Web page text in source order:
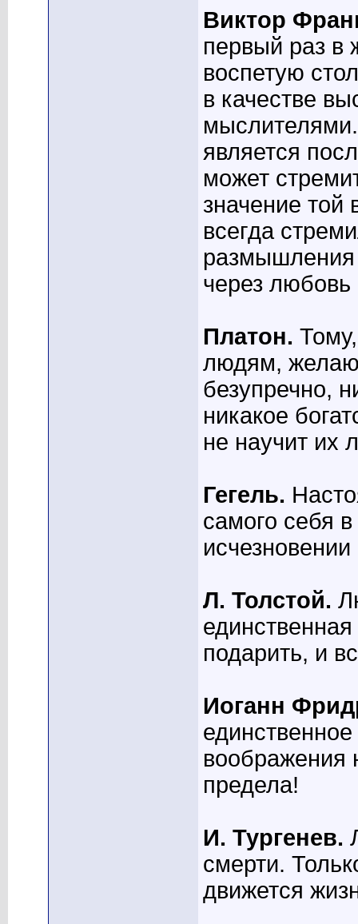
Виктор
первый раз в
воспетую
в качестве
является
может
значение той
всегда
размышления
через
Платон.
людям,
безупречно,
никакое
не научит их
Гегель.
самого себя
Л. Толстой.
подарить, и
Иоганн
воображения
предела!
И. Тургенев.
смерти.
движется